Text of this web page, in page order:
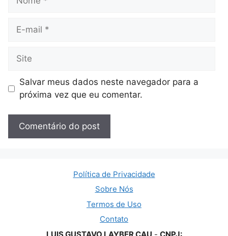
Site
Salvar meus dados neste navegador para a
próxima vez que eu comentar.
Política de Privacidade
Sobre Nós
Termos de Uso
Contato
LUIS GUSTAVO LAYBER CAU - CNPJ: